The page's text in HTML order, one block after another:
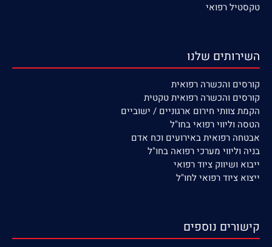
טקסטיל רפואי
השירותים שלנו
קורסים והכשרה רפואית
קורסים והכשרה רפואית טקטית
הקמת צוותי חירום ארגוניים / ישוביים
הטסה וליווי רפואי בחו"ל
אבטחה רפואית באירועים וכח אדם
בניה וליווי מערכי רפואה בחו"ל
ייבוא ושיווק ציוד רפואי
ייצוא ציוד רפואי לחו"ל
קישורים נוספים